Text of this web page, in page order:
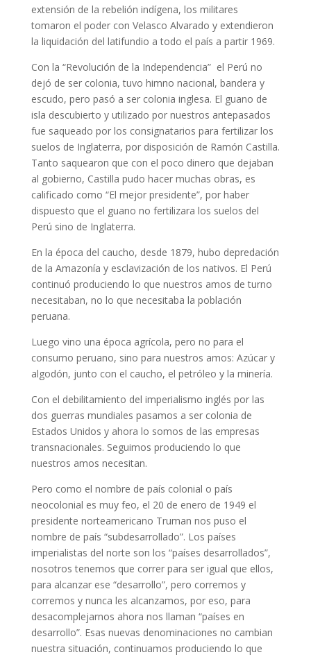
extensión de la rebelión indígena, los militares
tomaron el poder con Velasco Alvarado y extendieron
la liquidación del latifundio a todo el país a partir 1969.
Con la “Revolución de la Independencia” el Perú no
dejó de ser colonia, tuvo himno nacional, bandera y
escudo, pero pasó a ser colonia inglesa. El guano de
isla descubierto y utilizado por nuestros antepasados
fue saqueado por los consignatarios para fertilizar los
suelos de Inglaterra, por disposición de Ramón Castilla.
Tanto saquearon que con el poco dinero que dejaban
al gobierno, Castilla pudo hacer muchas obras, es
calificado como “El mejor presidente”, por haber
dispuesto que el guano no fertilizara los suelos del
Perú sino de Inglaterra.
En la época del caucho, desde 1879, hubo depredación
de la Amazonía y esclavización de los nativos. El Perú
continuó produciendo lo que nuestros amos de turno
necesitaban, no lo que necesitaba la población
peruana.
Luego vino una época agrícola, pero no para el
consumo peruano, sino para nuestros amos: Azúcar y
algodón, junto con el caucho, el petróleo y la minería.
Con el debilitamiento del imperialismo inglés por las
dos guerras mundiales pasamos a ser colonia de
Estados Unidos y ahora lo somos de las empresas
transnacionales. Seguimos produciendo lo que
nuestros amos necesitan.
Pero como el nombre de país colonial o país
neocolonial es muy feo, el 20 de enero de 1949 el
presidente norteamericano Truman nos puso el
nombre de país “subdesarrollado”. Los países
imperialistas del norte son los “países desarrollados”,
nosotros tenemos que correr para ser igual que ellos,
para alcanzar ese “desarrollo”, pero corremos y
corremos y nunca les alcanzamos, por eso, para
desacomplejarnos ahora nos llaman “países en
desarrollo”. Esas nuevas denominaciones no cambian
nuestra situación, continuamos produciendo lo que